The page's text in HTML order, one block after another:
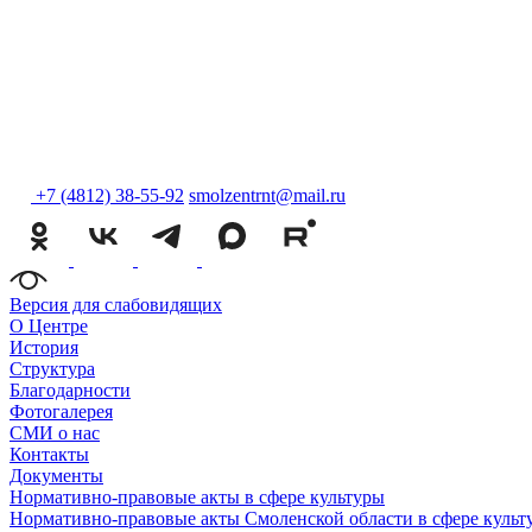
+7 (4812) 38-55-92 smolzentrnt@mail.ru
Версия для слабовидящих
О Центре
История
Структура
Благодарности
Фотогалерея
СМИ о нас
Контакты
Документы
Нормативно-правовые акты в сфере культуры
Нормативно-правовые акты Смоленской области в сфере